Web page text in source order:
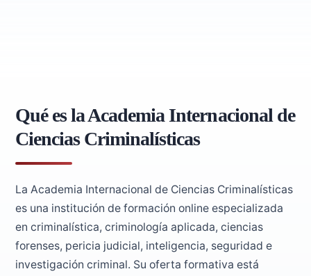
Qué es la Academia Internacional de
Ciencias Criminalísticas
La Academia Internacional de Ciencias Criminalísticas
es una institución de formación online especializada
en criminalística, criminología aplicada, ciencias
forenses, pericia judicial, inteligencia, seguridad e
investigación criminal. Su oferta formativa está